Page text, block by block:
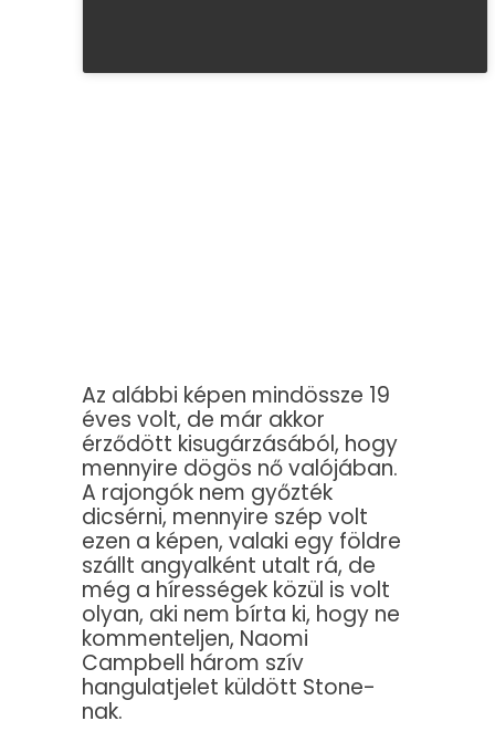
Az alábbi képen mindössze 19
éves volt, de már akkor
érződött kisugárzásából, hogy
mennyire dögös nő valójában.
A rajongók nem győzték
dicsérni, mennyire szép volt
ezen a képen, valaki egy földre
szállt angyalként utalt rá, de
még a hírességek közül is volt
olyan, aki nem bírta ki, hogy ne
kommenteljen, Naomi
Campbell három szív
hangulatjelet küldött Stone-
nak.